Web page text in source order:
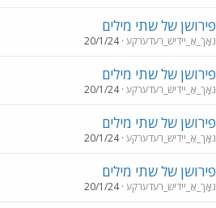
פירושן של שתי מילים
נאָך_אַ_ייִדיש_רעדערקע 20/1/24
פירושן של שתי מילים
נאָך_אַ_ייִדיש_רעדערקע 20/1/24
פירושן של שתי מילים
נאָך_אַ_ייִדיש_רעדערקע 20/1/24
פירושן של שתי מילים
נאָך_אַ_ייִדיש_רעדערקע 20/1/24